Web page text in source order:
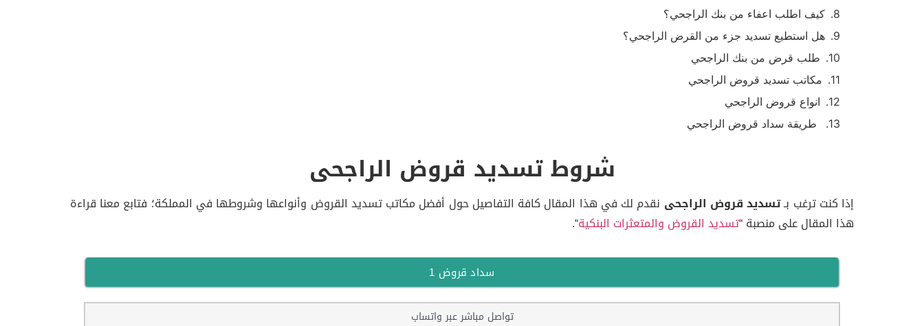
كيف اطلب اعفاء من بنك الراجحي؟
هل استطيع تسديد جزء من القرض الراجحي؟
طلب قرض من بنك الراجحي
مكاتب تسديد قروض الراجحي
انواع قروض الراجحي
طريقة سداد قروض الراجحي
شروط تسديد قروض الراجحى
إذا كنت ترغب بـتسديد قروض الراجحى نقدم لك في هذا المقال كافة التفاصيل حول أفضل مكاتب تسديد القروض وأنواعها وشروطها في المملكة؛ فتابع معنا قراءة
هذا المقال على منصبة “تسديد القروض والمتعثرات البنكية“.
سداد قروض 1
تواصل مباشر عبر واتساب